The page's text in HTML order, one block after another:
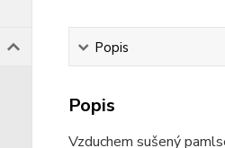
Popis
Popis
Vzduchem sušený